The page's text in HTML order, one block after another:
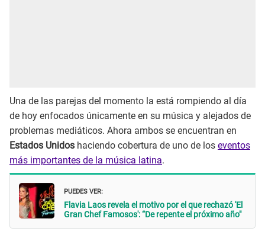
Una de las parejas del momento la está rompiendo al día
de hoy enfocados únicamente en su música y alejados de
problemas mediáticos. Ahora ambos se encuentran en
Estados Unidos haciendo cobertura de uno de los eventos
más importantes de la música latina.
PUEDES VER:
Flavia Laos revela el motivo por el que rechazó 'El
Gran Chef Famosos': “De repente el próximo año"